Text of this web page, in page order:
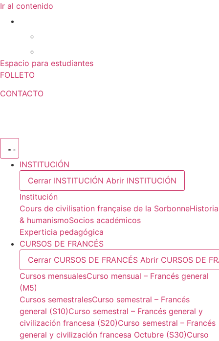
Ir al contenido
Espacio para estudiantes
FOLLETO
CONTACTO
INSTITUCIÓN
Cerrar INSTITUCIÓN Abrir INSTITUCIÓN
Institución
Cours de civilisation française de la SorbonneHistoria
& humanismoSocios académicos
Experticia pedagógica
CURSOS DE FRANCÉS
Cerrar CURSOS DE FRANCÉS Abrir CURSOS DE
Cursos mensualesCurso mensual – Francés general
(M5)
Cursos semestralesCurso semestral – Francés
general (S10)Curso semestral – Francés general y
civilización francesa (S20)Curso semestral – Francés
general y civilización francesa Octubre (S30)Curso